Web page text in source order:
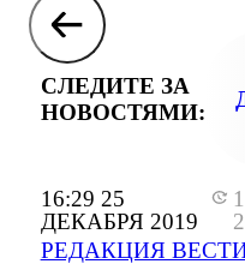
16:29 25
ДЕКАБРЯ 2019
РЕДАКЦИЯ
СЛЕДИТЕ ЗА
НОВОСТЯМИ: